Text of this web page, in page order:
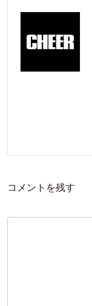
コメントを残す